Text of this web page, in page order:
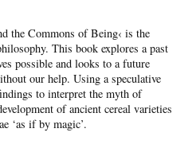
the Commons of Being‹ is the
This book explores a past
possible and looks to a future
our help. Using a speculative
to interpret the myth of
of ancient cereal varieties
‘as if by magic’.